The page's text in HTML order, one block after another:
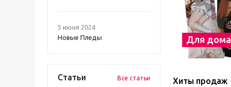
5 июня 2024
Новые Пледы
Статьи Все статьи
Для дома
Хиты продаж